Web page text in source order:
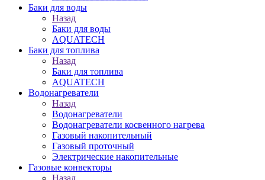
Баки для воды
Назад
Баки для воды
AQUATECH
Баки для топлива
Назад
Баки для топлива
AQUATECH
Водонагреватели
Назад
Водонагреватели
Водонагреватели косвенного нагрева
Газовый накопительный
Газовый проточный
Электрические накопительные
Газовые конвекторы
Назад